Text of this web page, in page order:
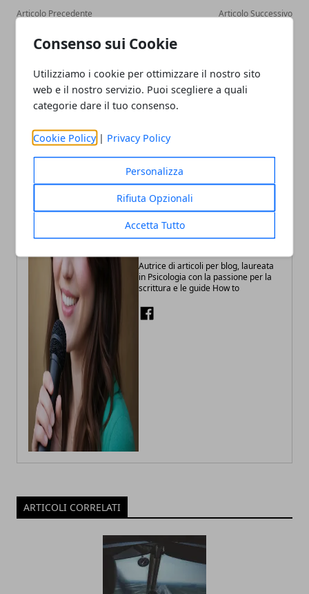
Consenso sui Cookie
Utilizziamo i cookie per ottimizzare il nostro sito
web e il nostro servizio. Puoi scegliere a quali
categorie dare il tuo consenso.
Cookie Policy | Privacy Policy
Personalizza
Rifiuta Opzionali
Accetta Tutto
Articolo Precedente
euro contro le piante
Articolo Successivo
Romagna, Fava: priorità a
Annalisa Biasi
Autrice di articoli per blog, laureata
in Psicologia con la passione per la
scrittura e le guide How to
ARTICOLI CORRELATI